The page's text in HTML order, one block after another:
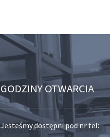
GODZINY OTWARCIA
Jesteśmy dostępni pod nr tel: